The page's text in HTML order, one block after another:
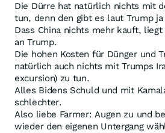
Die Dürre hat natürlich nichts mit
tun, denn den gibt es laut Trump
Dass China nichts mehr kauft,
an Trump.
Die hohen Kosten für Dünger und
natürlich auch nichts mit Trumps
excursion) zu tun.
Alles Bidens Schuld und mit
schlechter.
Also liebe Farmer: Augen zu und
wieder den eigenen Untergang